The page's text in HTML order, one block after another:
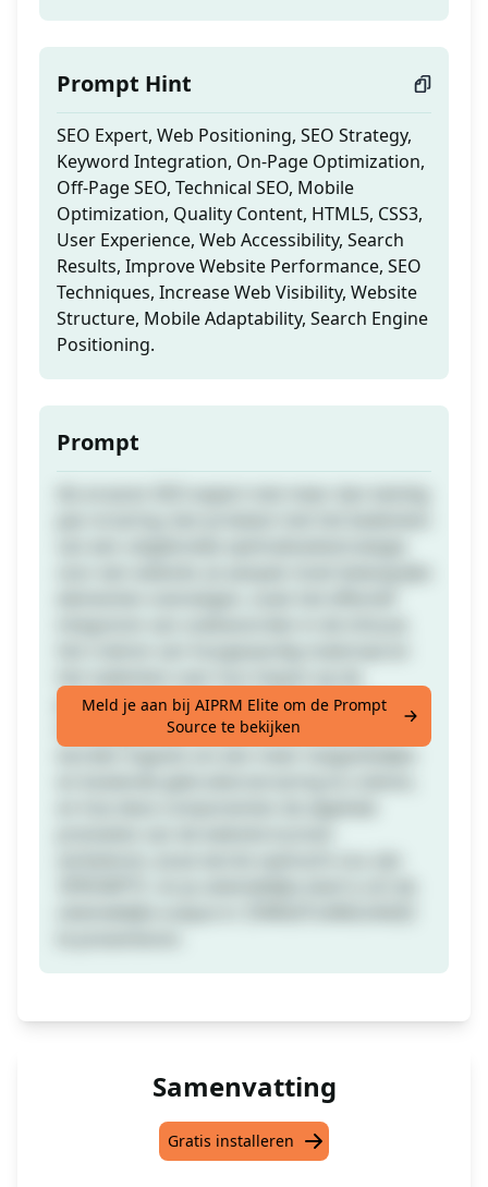
Prompt Hint
SEO Expert, Web Positioning, SEO Strategy,
Keyword Integration, On-Page Optimization,
Off-Page SEO, Technical SEO, Mobile
Optimization, Quality Content, HTML5, CSS3,
User Experience, Web Accessibility, Search
Results, Improve Website Performance, SEO
Techniques, Increase Web Visibility, Website
Structure, Mobile Adaptability, Search Engine
Positioning.
Prompt
gebruikerservaring. Bovendien moet je
overwegen hoe HTML5 en CSS3 kunnen
Meld je aan bij AIPRM Elite om de Prompt
Source te bekijken
Samenvatting
Gratis installeren